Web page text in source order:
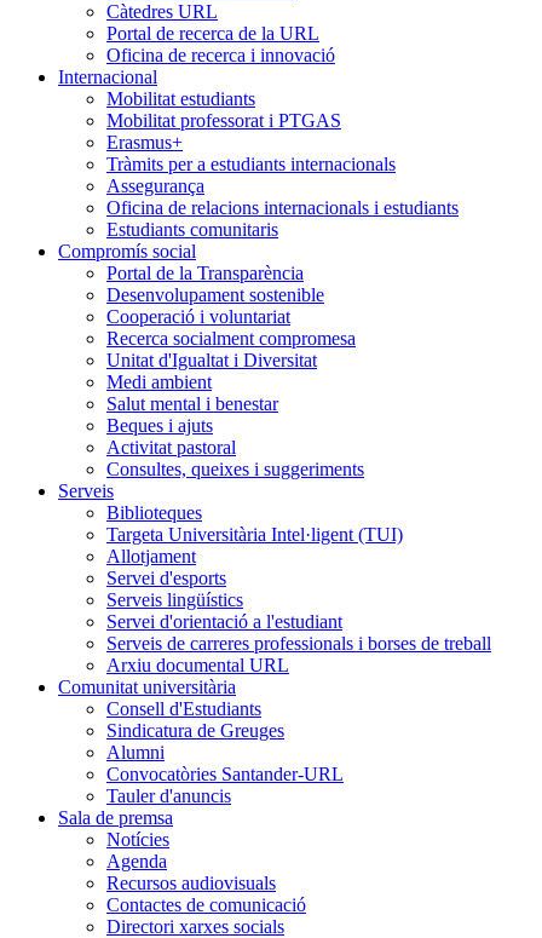
Càtedres URL
Portal de recerca de la URL
Oficina de recerca i innovació
Internacional
Mobilitat estudiants
Mobilitat professorat i PTGAS
Erasmus+
Tràmits per a estudiants internacionals
Assegurança
Oficina de relacions internacionals i estudiants
Estudiants comunitaris
Compromís social
Portal de la Transparència
Desenvolupament sostenible
Cooperació i voluntariat
Recerca socialment compromesa
Unitat d'Igualtat i Diversitat
Medi ambient
Salut mental i benestar
Beques i ajuts
Activitat pastoral
Consultes, queixes i suggeriments
Serveis
Biblioteques
Targeta Universitària Intel·ligent (TUI)
Allotjament
Servei d'esports
Serveis lingüístics
Servei d'orientació a l'estudiant
Serveis de carreres professionals i borses de treball
Arxiu documental URL
Comunitat universitària
Consell d'Estudiants
Sindicatura de Greuges
Alumni
Convocatòries Santander-URL
Tauler d'anuncis
Sala de premsa
Notícies
Agenda
Recursos audiovisuals
Contactes de comunicació
Directori xarxes socials